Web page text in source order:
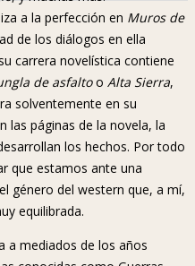
a la perfección en Muros de
de los diálogos en ella
carrera novelística contiene
de asfaltoo Alta Sierra,
solventemente en su
las páginas de la novela, la
los hechos. Por todo
que estamos ante una
género del western que, a mí,
equilibrada.
a mediados de los años